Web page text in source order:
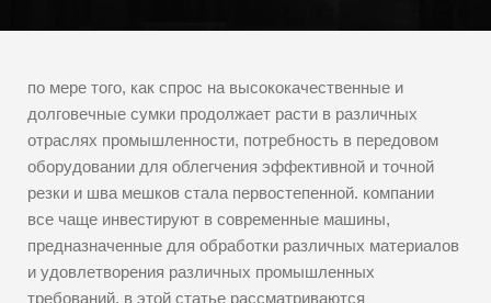
по мере того, как спрос на высококачественные и
долговечные сумки продолжает расти в различных
отраслях промышленности, потребность в передовом
оборудовании для облегчения эффективной и точной
резки и шва мешков стала первостепенной. компании
все чаще инвестируют в современные машины,
предназначенные для обработки различных материалов
и удовлетворения различных промышленных
требований. в этой статье рассматриваются